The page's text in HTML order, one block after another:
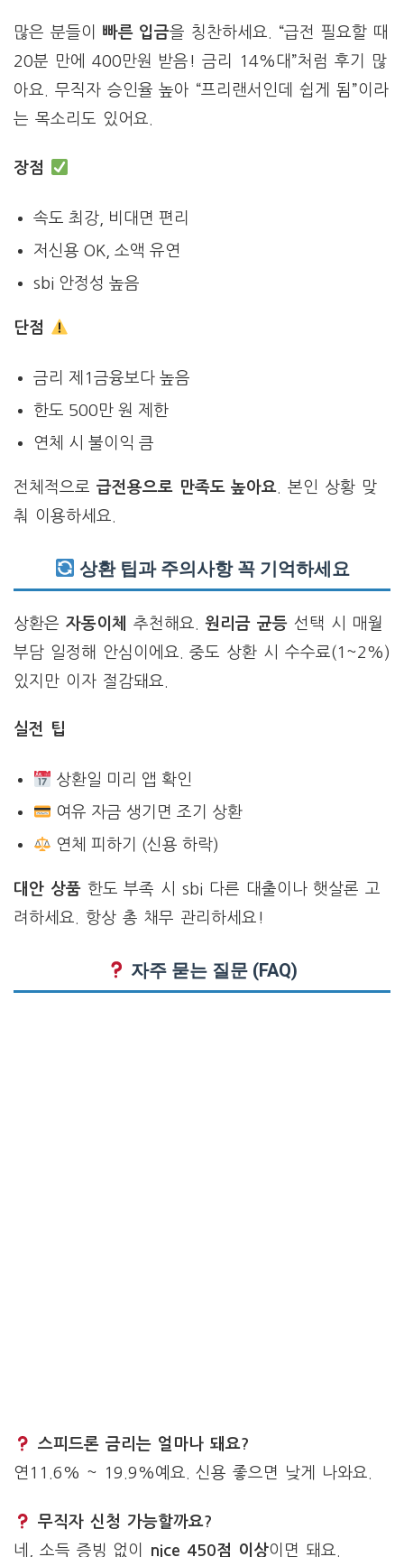
많은 분들이 빠른 입금을 칭찬하세요. “급전 필요할 때
20분 만에 400만원 받음! 금리 14%대”처럼 후기 많
아요. 무직자 승인율 높아 “프리랜서인데 쉽게 됨”이라
는 목소리도 있어요.
장점
속도 최강, 비대면 편리
저신용 OK, 소액 유연
sbi 안정성 높음
단점
금리 제1금융보다 높음
한도 500만 원 제한
연체 시 불이익 큼
전체적으로 급전용으로 만족도 높아요 . 본인 상황 맞
춰 이용하세요.
상환 팁과 주의사항 꼭 기억하세요
상환은 자동이체 추천해요.원리금 균등 선택 시 매월
부담 일정해 안심이에요. 중도 상환 시 수수료(1~2%)
있지만 이자 절감돼요.
실전 팁
상환일 미리 앱 확인
여유 자금 생기면 조기 상환
연체 피하기 (신용 하락)
대안 상품한도 부족 시 sbi 다른 대출이나 햇살론 고
려하세요. 항상 총 채무 관리하세요!
자주 묻는 질문 (FAQ)
스피드론 금리는 얼마나 돼요?
연11.6% ~ 19.9%예요. 신용 좋으면 낮게 나와요.
무직자 신청 가능할까요?
네, 소득 증빙 없이 nice 450점 이상이면 돼요.